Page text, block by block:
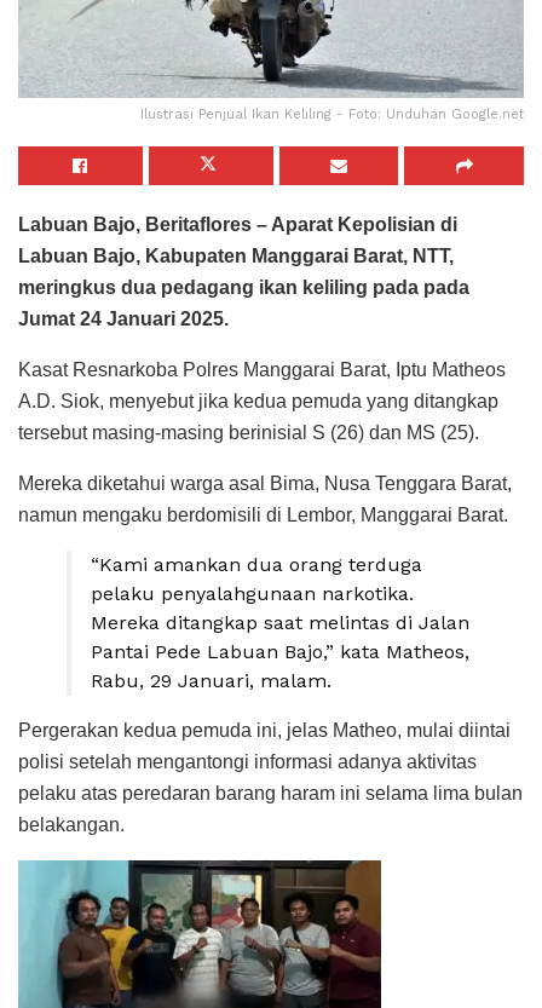
Ilustrasi Penjual Ikan Keliling - Foto: Unduhan Google.net
Labuan Bajo, Beritaflores – Aparat Kepolisian di
Labuan Bajo, Kabupaten Manggarai Barat, NTT,
meringkus dua pedagang ikan keliling pada pada
Jumat 24 Januari 2025.
Kasat Resnarkoba Polres Manggarai Barat, Iptu Matheos
A.D. Siok, menyebut jika kedua pemuda yang ditangkap
tersebut masing-masing berinisial S (26) dan MS (25).
Mereka diketahui warga asal Bima, Nusa Tenggara Barat,
namun mengaku berdomisili di Lembor, Manggarai Barat.
“Kami amankan dua orang terduga
pelaku penyalahgunaan narkotika.
Mereka ditangkap saat melintas di Jalan
Pantai Pede Labuan Bajo,” kata Matheos,
Rabu, 29 Januari, malam.
Pergerakan kedua pemuda ini, jelas Matheo, mulai diintai
polisi setelah mengantongi informasi adanya aktivitas
pelaku atas peredaran barang haram ini selama lima bulan
belakangan.